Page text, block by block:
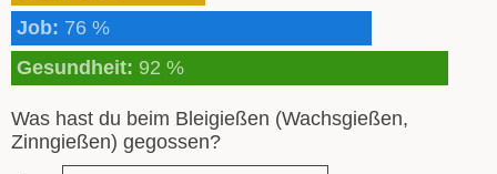
Job: 76 %
Gesundheit: 92 %
Was hast du beim Bleigießen (Wachsgießen,
Zinngießen) gegossen?